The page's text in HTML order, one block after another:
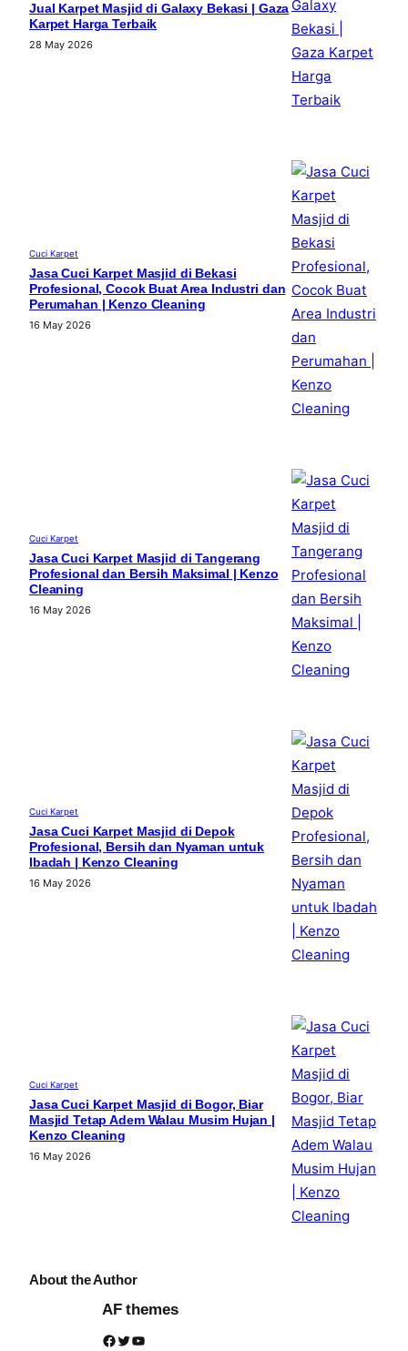
Jual Karpet Masjid di Galaxy Bekasi | Gaza
Karpet Harga Terbaik
28 May 2026
Cuci Karpet
Jasa Cuci Karpet Masjid di Bekasi
Profesional, Cocok Buat Area Industri dan
Perumahan | Kenzo Cleaning
16 May 2026
Cuci Karpet
Jasa Cuci Karpet Masjid di Tangerang
Profesional dan Bersih Maksimal | Kenzo
Cleaning
16 May 2026
Cuci Karpet
Jasa Cuci Karpet Masjid di Depok
Profesional, Bersih dan Nyaman untuk
Ibadah | Kenzo Cleaning
16 May 2026
Cuci Karpet
Jasa Cuci Karpet Masjid di Bogor, Biar
Masjid Tetap Adem Walau Musim Hujan |
Kenzo Cleaning
16 May 2026
About the Author
AF themes
Facebook Twitter YouTube